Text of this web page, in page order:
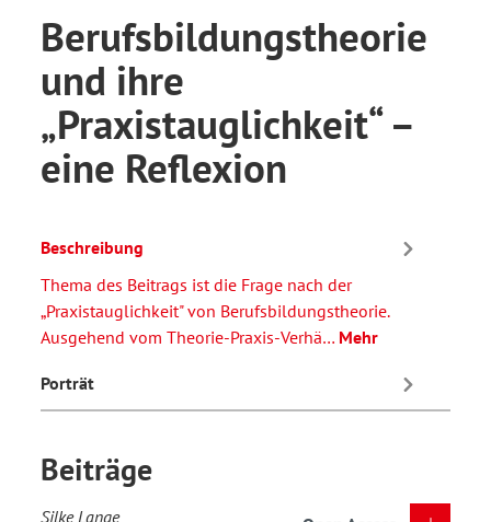
Berufsbildungstheorie
und ihre
„Praxistauglichkeit“ –
eine Reflexion
Beschreibung
Thema des Beitrags ist die Frage nach der
„Praxistauglichkeit" von Berufsbildungstheorie.
Ausgehend vom Theorie-Praxis-Verhä… Mehr
Porträt
Beiträge
Silke Lange